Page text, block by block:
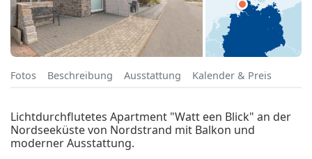
Fotos Beschreibung Ausstattung Kalender & Preis
Lichtdurchflutetes Apartment "Watt een Blick" an der
Nordseeküste von Nordstrand mit Balkon und
moderner Ausstattung.